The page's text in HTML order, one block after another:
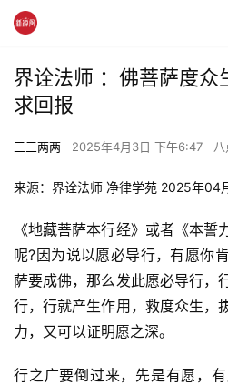
界诠法师 ：佛菩萨度众
求回报
三三两两 2025年4月3日 下午6:47
来源：界诠法师 净律学苑 2025年04
《地藏菩萨本行经》或者《本誓
呢?因为说以愿必导行，有愿你
萨要成佛，那么发此愿必导行，
行，行就产生作用，救度众生，
力，又可以证明愿之深。
行之广要倒过来，先是有愿，